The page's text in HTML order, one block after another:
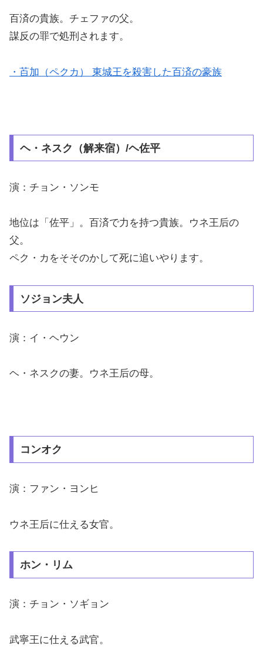
百済の貴族。チェファの父。
謀反の罪で処刑されます。
・苩加（ペクカ） 東城王を殺害した百済の豪族
ヘ・ネスク（解来宿）/ヘ佐平
演：チョン・ソンモ
地位は「佐平」。百済で力を持つ貴族。ウネ王后の
父。
ペク・カをそそのかして死に追いやります。
ソジョン夫人
演：イ・ヘウン
ヘ・ネスクの妻。ウネ王后の母。
コンオク
演：ファン・ヨンヒ
ウネ王后に仕える女官。
ホン・リム
演：チョン・ソギョン
武寧王に仕える武官。